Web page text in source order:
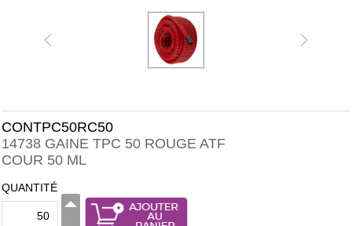
CONTPC50RC50
14738 GAINE TPC 50 ROUGE ATF
COUR 50 ML
QUANTITÉ